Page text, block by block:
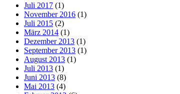
Juli 2017 (1)
November 2016 (1)
Juli 2015 (2)
März 2014 (1)
Dezember 2013 (1)
September 2013 (1)
August 2013 (1)
Juli 2013 (1)
Juni 2013 (8)
Mai 2013 (4)